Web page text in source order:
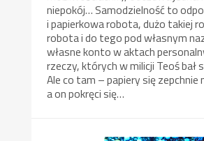
niepokój… Samodzielność to
i papierkowa robota, dużo takiej
robota i do tego pod własnym
własne konto w aktach
rzeczy, których w milicji Teoś bał
Ale co tam – papiery się zepchnie
a on pokręci się…